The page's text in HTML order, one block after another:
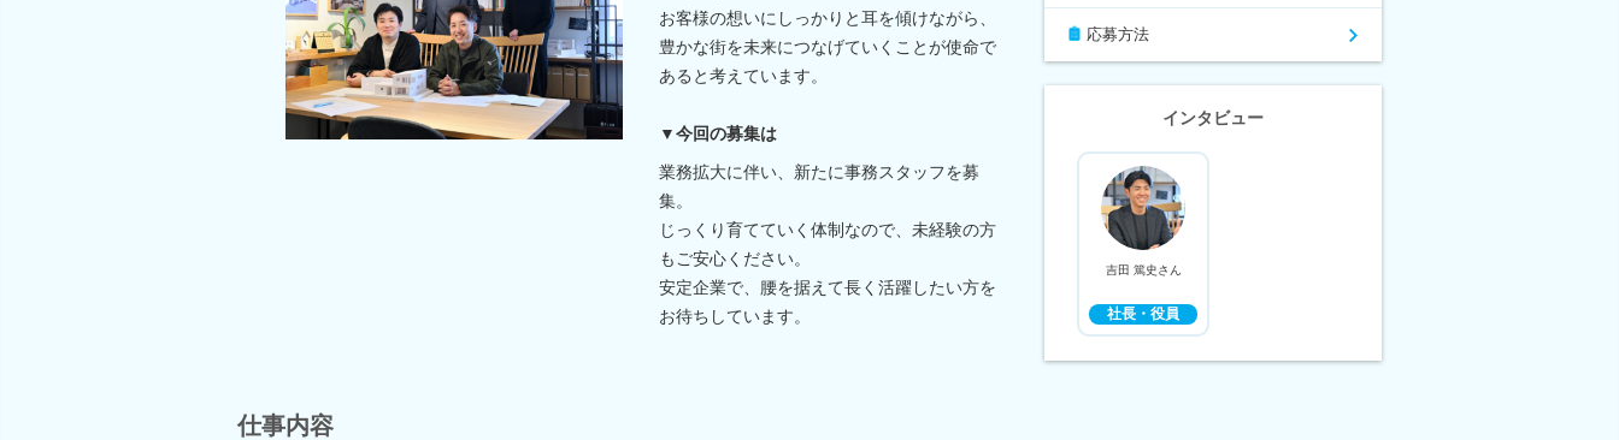
お客様の想いにしっかりと耳を傾けながら、
豊かな街を未来につなげていくことが使命で
あると考えています。
▼今回の募集は
業務拡大に伴い、新たに事務スタッフを募
集。
じっくり育てていく体制なので、未経験の方
もご安心ください。
安定企業で、腰を据えて長く活躍したい方を
お待ちしています。
仕事内容
応募方法
インタビュー
吉田 篤史さん
社長・役員